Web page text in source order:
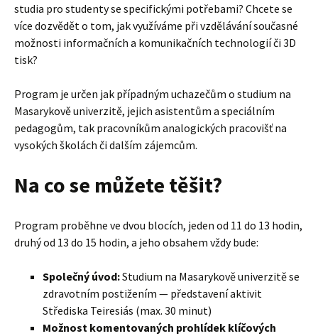
studia pro studenty se specifickými potřebami? Chcete se
více dozvědět o tom, jak využíváme při vzdělávání současné
možnosti informačních a komunikačních technologií či 3D
tisk?
Program je určen jak případným uchazečům o studium na
Masarykově univerzitě, jejich asistentům a speciálním
pedagogům, tak pracovníkům analogických pracovišť na
vysokých školách či dalším zájemcům.
Na co se můžete těšit?
Program proběhne ve dvou blocích, jeden od 11 do 13 hodin,
druhý od 13 do 15 hodin, a jeho obsahem vždy bude:
Společný úvod:Studium na Masarykově univerzitě se
zdravotním postižením — představení aktivit
Střediska Teiresiás (max. 30 minut)
Možnost komentovaných prohlídek klíčových